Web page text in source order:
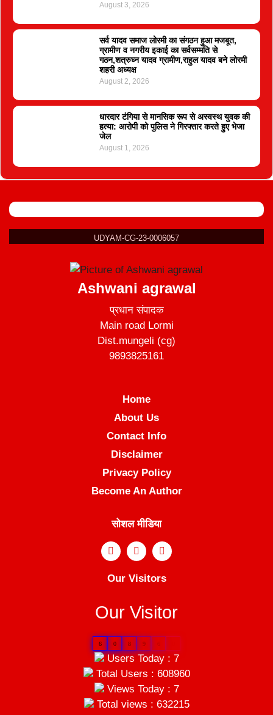
August 3, 2026
सर्व यादव समाज लोरमी का संगठन हुआ मजबूत,
ग्रामीण व नगरीय इकाई का सर्वसम्मति से
गठन,शत्रुघ्न यादव ग्रामीण,राहुल यादव बने लोरमी
शहरी अध्यक्ष
August 2, 2026
धारदार टंगिया से मानसिक रूप से अस्वस्थ युवक की
हत्या: आरोपी को पुलिस ने गिरफ्तार करते हुए भेजा
जेल
August 1, 2026
UDYAM-CG-23-0006057
Ashwani agrawal
प्रधान संपादक
Main road Lormi
Dist.mungeli (cg)
9893825161
Home
About Us
Contact Info
Disclaimer
Privacy Policy
Become An Author
सोशल मीडिया
Our Visitors
Our Visitor
6 0 8 9 6
Users Today : 7
Total Users : 608960
Views Today : 7
Total views : 632215